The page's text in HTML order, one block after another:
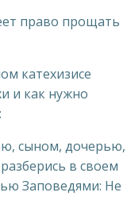
право прощать
катехизисе
и как нужно
сыном, дочерью,
в своем
Заповедями: Не